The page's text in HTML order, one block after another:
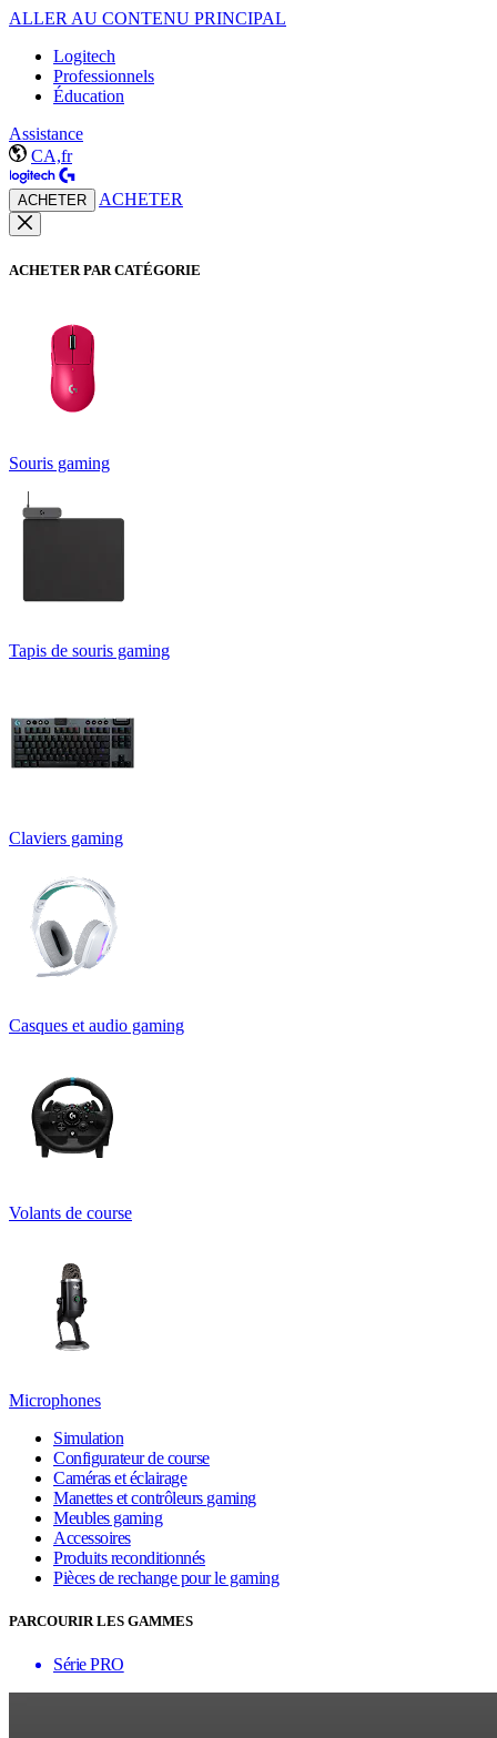
ALLER AU CONTENU PRINCIPAL
Logitech
Professionnels
Éducation
Assistance
CA,fr
ACHETER ACHETER
ACHETER PAR CATÉGORIE
Souris gaming
Tapis de souris gaming
Claviers gaming
Casques et audio gaming
Volants de course
Microphones
Simulation
Configurateur de course
Caméras et éclairage
Manettes et contrôleurs gaming
Meubles gaming
Accessoires
Produits reconditionnés
Pièces de rechange pour le gaming
PARCOURIR LES GAMMES
Série PRO